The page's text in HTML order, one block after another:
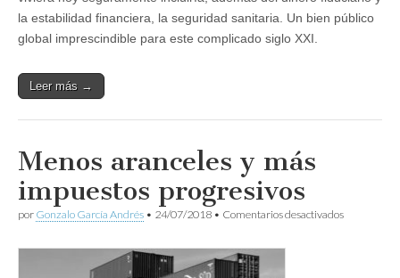
la estabilidad financiera, la seguridad sanitaria. Un bien público
global imprescindible para este complicado siglo XXI.
Leer más →
Menos aranceles y más
impuestos progresivos
por Gonzalo García Andrés • 24/07/2018 • Comentarios desactivadosen